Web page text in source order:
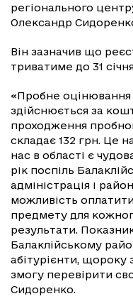
регіонального
Олександр
Він зазначив що
триватиме до 31
«Пробне оцінювання
здійснюється за
проходження
складає 132 грн. Це
нас в області є
рік поспіль
адміністрація і
можливість
предмету для
результати.
Балаклійському
абітурієнти,
змогу перевірити
Сидоренко.